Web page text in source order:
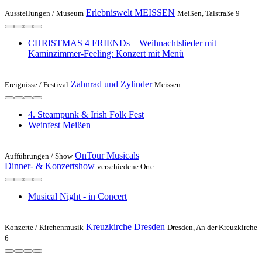
Ausstellungen / Museum Erlebniswelt MEISSEN Meißen, Talstraße 9
CHRISTMAS 4 FRIENDs – Weihnachtslieder mit
Kaminzimmer-Feeling: Konzert mit Menü
Ereignisse / Festival Zahnrad und Zylinder Meissen
4. Steampunk & Irish Folk Fest
Weinfest Meißen
Aufführungen / Show OnTour Musicals
Dinner- & Konzertshow verschiedene Orte
Musical Night - in Concert
Konzerte / Kirchenmusik Kreuzkirche Dresden Dresden, An der Kreuzkirche
6